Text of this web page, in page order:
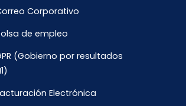
Corporativo
de empleo
(Gobierno por resultados
Electrónica